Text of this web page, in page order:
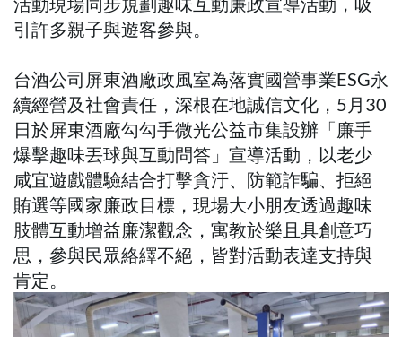
引許多親子與遊客參與。
台酒公司屏東酒廠政風室為落實國營事業ESG永
續經營及社會責任，深根在地誠信文化，5月30
日於屏東酒廠勾勾手微光公益市集設辦「廉手
爆擊趣味丟球與互動問答」宣導活動，以老少
咸宜遊戲體驗結合打擊貪汙、防範詐騙、拒絕
賄選等國家廉政目標，現場大小朋友透過趣味
肢體互動增益廉潔觀念，寓教於樂且具創意巧
思，參與民眾絡繹不絕，皆對活動表達支持與
肯定。